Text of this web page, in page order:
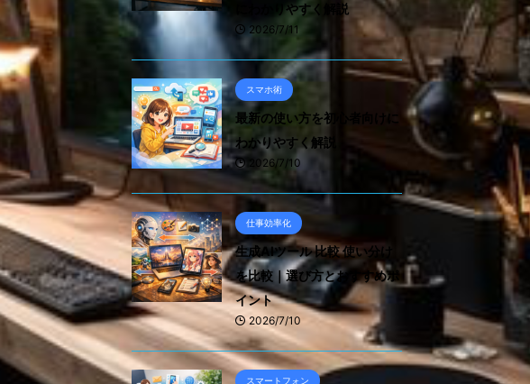
にわかりやすく解説
2026/7/11
スマホ術
最新の使い方を初心者向けに
わかりやすく解説
2026/7/10
仕事効率化
生成AIツール 比較 使い分け
を比較｜選び方とおすすめポ
イント
2026/7/10
スマートフォン